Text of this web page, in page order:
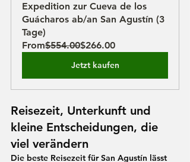
Expedition zur Cueva de los
Guácharos ab/an San Agustín (3
Tage)
From$554.00$266.00
Jetzt kaufen
Reisezeit, Unterkunft und
kleine Entscheidungen, die
viel verändern
Die beste Reisezeit für San Agustín lässt